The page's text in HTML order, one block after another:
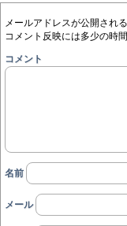
メールアドレスが公開され
コメント反映には多少の時
コメント
名前
メール